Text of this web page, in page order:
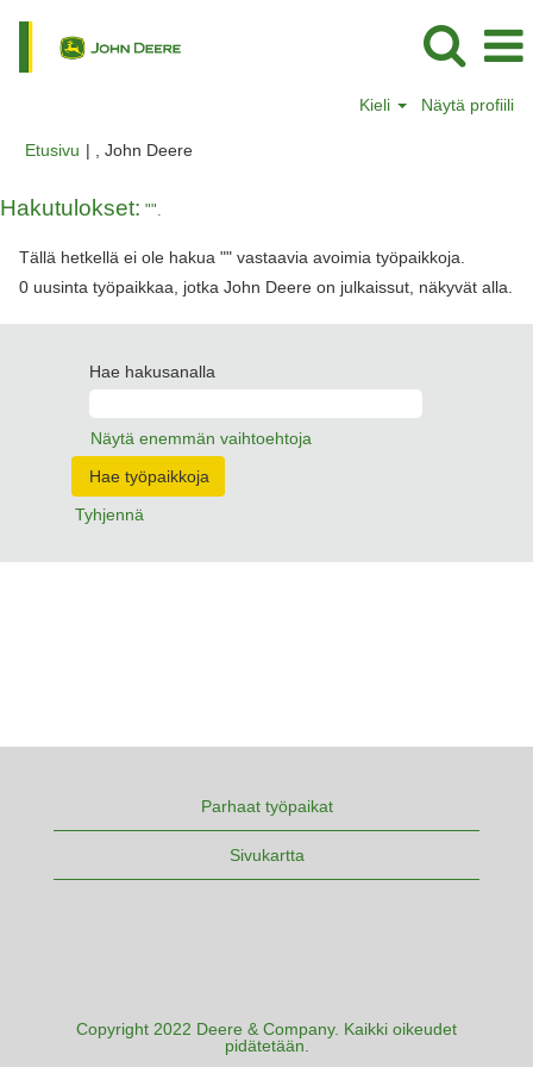
Kieli Näytä profiili
Etusivu | , John Deere(nykyinen
Hakutulokset: "".
Tällä hetkellä ei ole hakua "" vastaavia avoimia työpaikkoja.
0 uusinta työpaikkaa, jotka John Deere on julkaissut, näkyvät alla.
Hae hakusanalla
Näytä enemmän vaihtoehtoja
Tyhjennä
Parhaat työpaikat
Sivukartta
Copyright 2022 Deere & Company. Kaikki oikeudet
pidätetään.